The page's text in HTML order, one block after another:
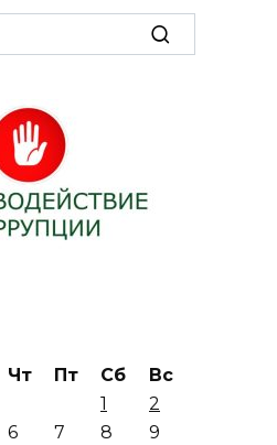
Чт Пт Сб
Вс
1
2
6 7 8
9